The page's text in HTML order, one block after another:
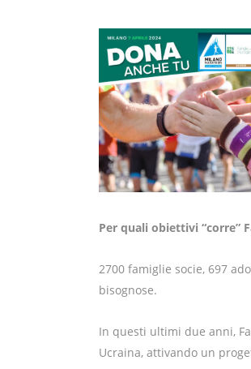
Per quali obiettivi “corre”
2700 famiglie socie, 697
bisognose.
In questi ultimi due anni,
Ucraina, attivando un